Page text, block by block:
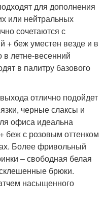
для дополнения
или нейтральных
сочетаются с
+ беж уместен везде и в
летне-весенний
в палитру базового
отлично подойдет
черные слаксы и
офиса идеальна
беж с розовым оттенком
Более фривольный
– свободная белая
брюки.
насыщенного